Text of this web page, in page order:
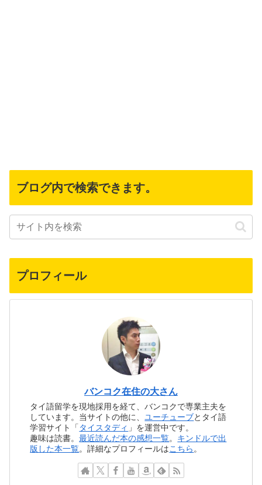
ブログ内で検索できます。
プロフィール
バンコク在住の大さん
タイ語留学を現地採用を経て、バンコクで専業主夫を
しています。当サイトの他に、ユーチューブとタイ語
学習サイト「 タイスタディ 」を運営中です。
趣味は読書。最近読んだ本の感想一覧。 キンドルで出
版した本一覧。詳細なプロフィールはこちら。